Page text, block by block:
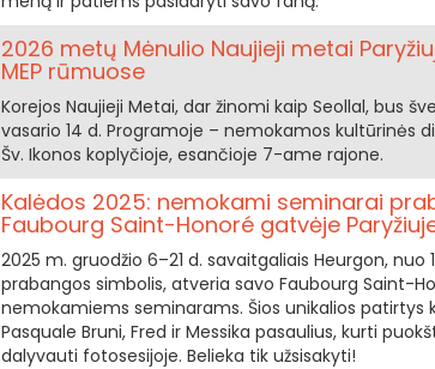
2026 metų Mėnulio Naujieji metai
MEP rūmuose
Korejos Naujieji Metai, dar žinomi kaip Seollal, bus
vasario 14 d. Programoje – nemokamos kultūrinės
Šv. Ikonos koplyčioje, esančioje 7-ame rajone.
Kalėdos 2025: nemokami seminarai
Faubourg Saint-Honoré gatvėje
2025 m. gruodžio 6–21 d. savaitgaliais Heurgon, nuo
prabangos simbolis, atveria savo Faubourg Saint-
nemokamiems seminarams. Šios unikalios patirtys
Pasquale Bruni, Fred ir Messika pasaulius, kurti
dalyvauti fotosesijoje. Belieka tik užsisakyti!